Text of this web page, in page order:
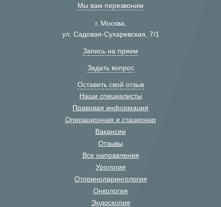
Мы вам перезвоним
г. Москва,
ул. Садовая-Сухаревская, 7/1
Запись на прием
Задать вопрос
Оставить свой отзыв
Наши специалисты
Правовая информация
Операционная и стационар
Вакансии
Отзывы
Все направления
Урология
Оториноларингология
Онкология
Эндоскопия